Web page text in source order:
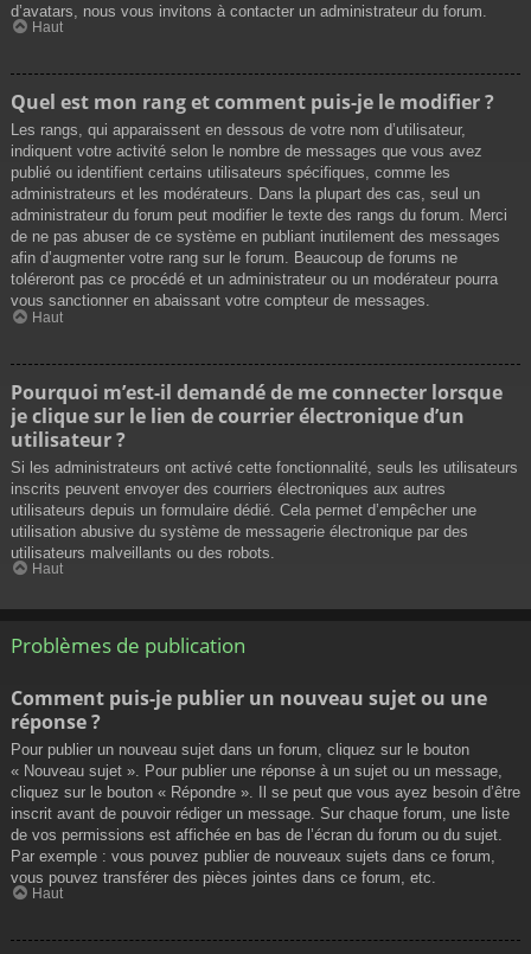
d’avatars, nous vous invitons à contacter un administrateur du forum.
Haut
Quel est mon rang et comment puis-je le modifier ?
Les rangs, qui apparaissent en dessous de votre nom d’utilisateur,
indiquent votre activité selon le nombre de messages que vous avez
publié ou identifient certains utilisateurs spécifiques, comme les
administrateurs et les modérateurs. Dans la plupart des cas, seul un
administrateur du forum peut modifier le texte des rangs du forum. Merci
de ne pas abuser de ce système en publiant inutilement des messages
afin d’augmenter votre rang sur le forum. Beaucoup de forums ne
toléreront pas ce procédé et un administrateur ou un modérateur pourra
vous sanctionner en abaissant votre compteur de messages.
Haut
Pourquoi m’est-il demandé de me connecter lorsque
je clique sur le lien de courrier électronique d’un
utilisateur ?
Si les administrateurs ont activé cette fonctionnalité, seuls les utilisateurs
inscrits peuvent envoyer des courriers électroniques aux autres
utilisateurs depuis un formulaire dédié. Cela permet d’empêcher une
utilisation abusive du système de messagerie électronique par des
utilisateurs malveillants ou des robots.
Haut
Problèmes de publication
Comment puis-je publier un nouveau sujet ou une
réponse ?
Pour publier un nouveau sujet dans un forum, cliquez sur le bouton
« Nouveau sujet ». Pour publier une réponse à un sujet ou un message,
cliquez sur le bouton « Répondre ». Il se peut que vous ayez besoin d’être
inscrit avant de pouvoir rédiger un message. Sur chaque forum, une liste
de vos permissions est affichée en bas de l’écran du forum ou du sujet.
Par exemple : vous pouvez publier de nouveaux sujets dans ce forum,
vous pouvez transférer des pièces jointes dans ce forum, etc.
Haut